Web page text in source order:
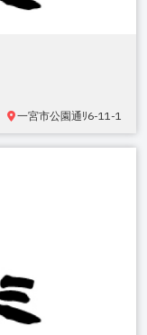
一宮市公園通ﾘ6-11-1